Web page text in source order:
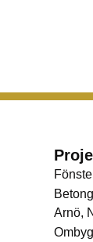
Arnö,